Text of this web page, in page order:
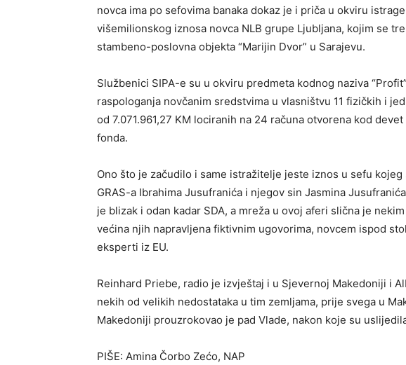
novca ima po sefovima banaka dokaz je i priča u okviru
višemilionskog iznosa novca NLB grupe Ljubljana, kojim se
stambeno-poslovna objekta “Marijin Dvor” u Sarajevu.
Službenici SIPA-e su u okviru predmeta kodnog naziva
raspologanja novčanim sredstvima u vlasništvu 11 fizičkih i
od 7.071.961,27 KM lociranih na 24 računa otvorena kod
fonda.
Ono što je začudilo i same istražitelje jeste iznos u sefu
GRAS-a Ibrahima Jusufranića i njegov sin Jasmina
je blizak i odan kadar SDA, a mreža u ovoj aferi slična je
većina njih napravljena fiktivnim ugovorima, novcem ispod
eksperti iz EU.
Reinhard Priebe, radio je izvještaj i u Sjevernoj Makedoniji i
nekih od velikih nedostataka u tim zemljama, prije svega u
Makedoniji prouzrokovao je pad Vlade, nakon koje su
PIŠE: Amina Čorbo Zećo, NAP